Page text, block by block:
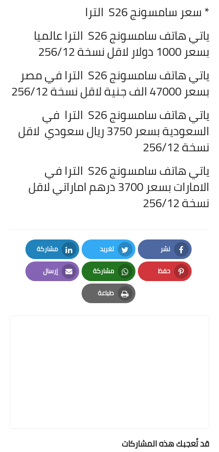
* سعر سامسونج S26 الترا
ياتي هاتف
سامسونج S26 الترا عالميا
بسعر 1000 دولار لاقل نسخة 256/12
ياتي هاتف
سامسونج S26 الترا في مصر
بسعر 47000 الف جنية لاقل نسخة 256/12
ياتي هاتف
سامسونج S26 الترا في
السعودية بسعر 3750 ريال سعودي لاقل
نسخة 256/12
ياتي هاتف
سامسونج S26 الترا في
الامارات بسعر 3700 درهم اماراتي لاقل
نسخة 256/12
نشر
Facebook
تغريد
Twitter
مشاركة
LinkedIn
حفظ
Pinterest
مشاركة
Whatsapp
إرسال
Email
طباعة
Print
قد تُعجبك هذه المشاركات